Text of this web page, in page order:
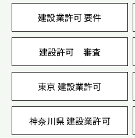
建設業許可 要件
建設許可 審査
東京 建設業許可
神奈川県 建設業許可